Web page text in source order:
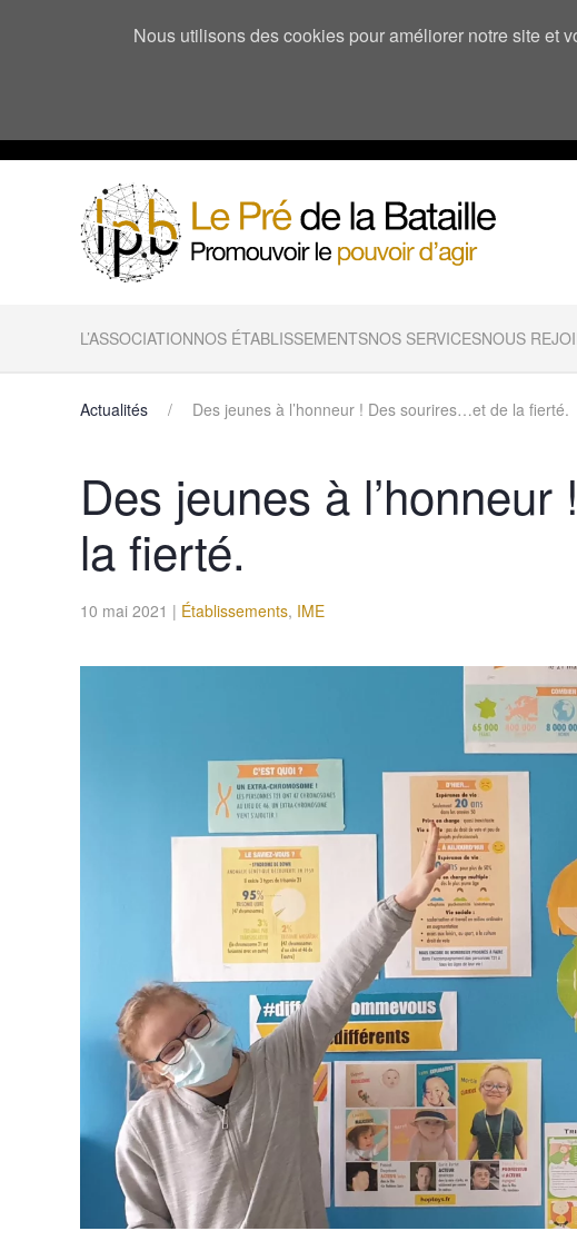
Nous utilisons des cookies pour améliorer notre site et
L’ASSOCIATIONNOS ÉTABLISSEMENTSNOS SERVICESNOUS
Actualités Des jeunes à l’honneur ! Des sourires…et de la fierté.
Des jeunes à
la fierté.
10 mai 2021 | Établissements, IME